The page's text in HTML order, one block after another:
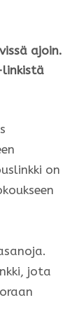
ajoin.
on
jota